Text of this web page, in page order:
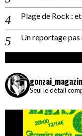
Plage de Rock :
Un reportage pas
Seul le détail